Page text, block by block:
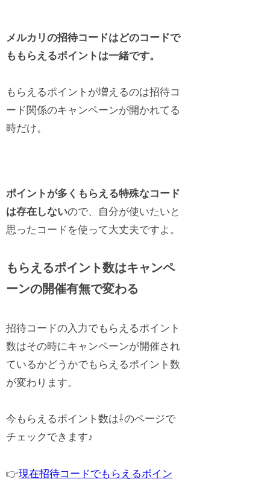
メルカリの招待コードはどのコードで
ももらえるポイントは一緒です。
もらえるポイントが増えるのは招待コ
ード関係のキャンペーンが開かれてる
時だけ。
ポイントが多くもらえる特殊なコード
は存在しないので、自分が使いたいと
思ったコードを使って大丈夫ですよ。
もらえるポイント数はキャンペ
ーンの開催有無で変わる
招待コードの入力でもらえるポイント
数はその時にキャンペーンが開催され
ているかどうかでもらえるポイント数
が変わります。
今もらえるポイント数は⇩のページで
チェックできます♪
👉現在招待コードでもらえるポイン